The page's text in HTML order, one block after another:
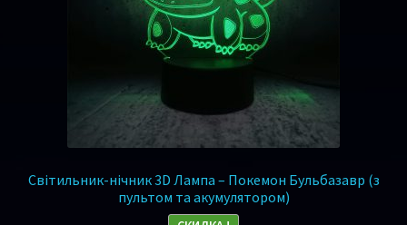
Світильник-нічник 3D Лампа – Покемон Бульбазавр (з
пультом та акумулятором)